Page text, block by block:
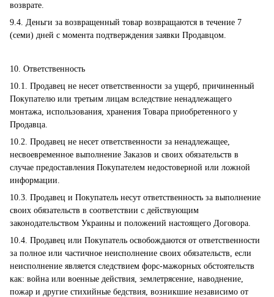
возврате.
9.4. Деньги за возвращенный товар возвращаются в течение 7
(семи) дней с момента подтверждения заявки Продавцом.
10. Ответственность
10.1. Продавец не несет ответственности за ущерб, причиненный
Покупателю или третьим лицам вследствие ненадлежащего
монтажа, использования, хранения Товара приобретенного у
Продавца.
10.2. Продавец не несет ответственности за ненадлежащее,
несвоевременное выполнение Заказов и своих обязательств в
случае предоставления Покупателем недостоверной или ложной
информации.
10.3. Продавец и Покупатель несут ответственность за выполнение
своих обязательств в соответствии с действующим
законодательством Украины и положений настоящего Договора.
10.4. Продавец или Покупатель освобождаются от ответственности
за полное или частичное неисполнение своих обязательств, если
неисполнение является следствием форс-мажорных обстоятельств
как: война или военные действия, землетрясение, наводнение,
пожар и другие стихийные бедствия, возникшие независимо от